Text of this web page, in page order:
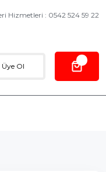
Hizmetleri : 0542 524 59 22
Üye Ol